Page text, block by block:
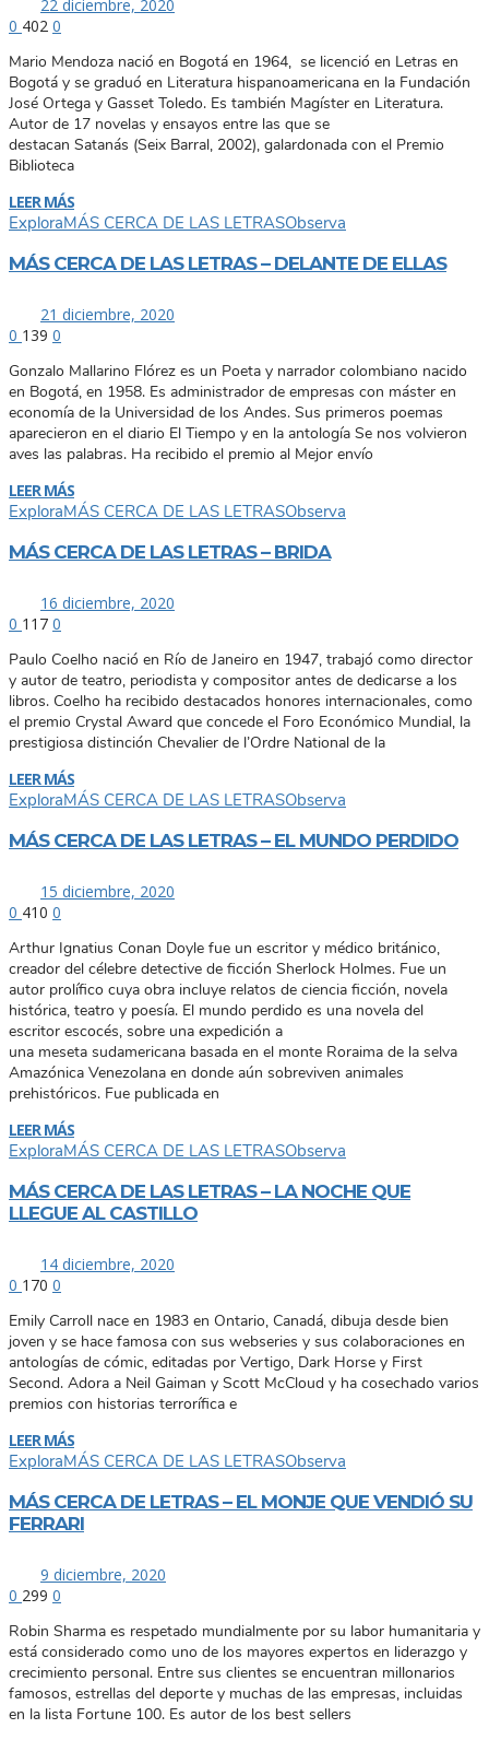
22 diciembre, 2020
0 402 0
Mario Mendoza nació en Bogotá en 1964, se licenció en Letras en
Bogotá y se graduó en Literatura hispanoamericana en la Fundación
José Ortega y Gasset Toledo. Es también Magíster en Literatura.
Autor de 17 novelas y ensayos entre las que se
destacan Satanás (Seix Barral, 2002), galardonada con el Premio
Biblioteca
LEER MÁS
ExploraMÁS CERCA DE LAS LETRASObserva
MÁS CERCA DE LAS LETRAS – DELANTE DE ELLAS
21 diciembre, 2020
0 139 0
Gonzalo Mallarino Flórez es un Poeta y narrador colombiano nacido
en Bogotá, en 1958. Es administrador de empresas con máster en
economía de la Universidad de los Andes. Sus primeros poemas
aparecieron en el diario El Tiempo y en la antología Se nos volvieron
aves las palabras. Ha recibido el premio al Mejor envío
LEER MÁS
ExploraMÁS CERCA DE LAS LETRASObserva
MÁS CERCA DE LAS LETRAS – BRIDA
16 diciembre, 2020
0 117 0
Paulo Coelho nació en Río de Janeiro en 1947, trabajó como director
y autor de teatro, periodista y compositor antes de dedicarse a los
libros. Coelho ha recibido destacados honores internacionales, como
el premio Crystal Award que concede el Foro Económico Mundial, la
prestigiosa distinción Chevalier de l’Ordre National de la
LEER MÁS
ExploraMÁS CERCA DE LAS LETRASObserva
MÁS CERCA DE LAS LETRAS – EL MUNDO PERDIDO
15 diciembre, 2020
0 410 0
Arthur Ignatius Conan Doyle fue un escritor y médico británico,
creador del célebre detective de ficción Sherlock Holmes. Fue un
autor prolífico cuya obra incluye relatos de ciencia ficción, novela
histórica, teatro y poesía. El mundo perdido es una novela del
escritor escocés, sobre una expedición a
una meseta sudamericana basada en el monte Roraima de la selva
Amazónica Venezolana en donde aún sobreviven animales
prehistóricos. Fue publicada en
LEER MÁS
ExploraMÁS CERCA DE LAS LETRASObserva
MÁS CERCA DE LAS LETRAS – LA NOCHE QUE
LLEGUE AL CASTILLO
14 diciembre, 2020
0 170 0
Emily Carroll nace en 1983 en Ontario, Canadá, dibuja desde bien
joven y se hace famosa con sus webseries y sus colaboraciones en
antologías de cómic, editadas por Vertigo, Dark Horse y First
Second. Adora a Neil Gaiman y Scott McCloud y ha cosechado varios
premios con historias terrorífica e
LEER MÁS
ExploraMÁS CERCA DE LAS LETRASObserva
MÁS CERCA DE LETRAS – EL MONJE QUE VENDIÓ SU
FERRARI
9 diciembre, 2020
0 299 0
Robin Sharma es respetado mundialmente por su labor humanitaria y
está considerado como uno de los mayores expertos en liderazgo y
crecimiento personal. Entre sus clientes se encuentran millonarios
famosos, estrellas del deporte y muchas de las empresas, incluidas
en la lista Fortune 100. Es autor de los best sellers